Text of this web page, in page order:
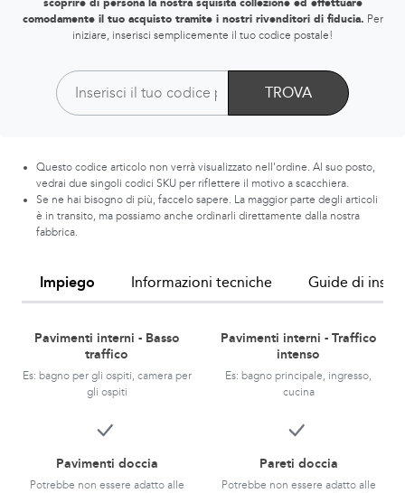
scoprire di persona la nostra squisita collezione ed effettuare
comodamente il tuo acquisto tramite i nostri rivenditori di fiducia. Per
iniziare, inserisci semplicemente il tuo codice postale!
TROVA
Questo codice articolo non verrà visualizzato nell'ordine. Al suo posto,
vedrai due singoli codici SKU per riflettere il motivo a scacchiera.
Se ne hai bisogno di più, faccelo sapere. La maggior parte degli articoli
è in transito, ma possiamo anche ordinarli direttamente dalla nostra
fabbrica.
Impiego Informazioni tecniche Guide di
Pavimenti interni - Basso
traffico
Es: bagno per gli ospiti, camera per
gli ospiti
Pavimenti interni - Traffico
intenso
Es: bagno principale, ingresso,
cucina
Pavimenti doccia
Potrebbe non essere adatto alle
Pareti doccia
Potrebbe non essere adatto alle